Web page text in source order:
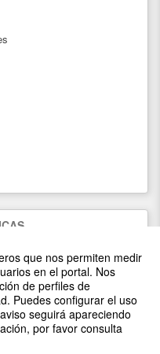
que nos permiten medir
en el portal. Nos
de perfiles de
Puedes configurar el uso
seguirá apareciendo
por favor consulta
EL SIGUIENTE CÓDIGO